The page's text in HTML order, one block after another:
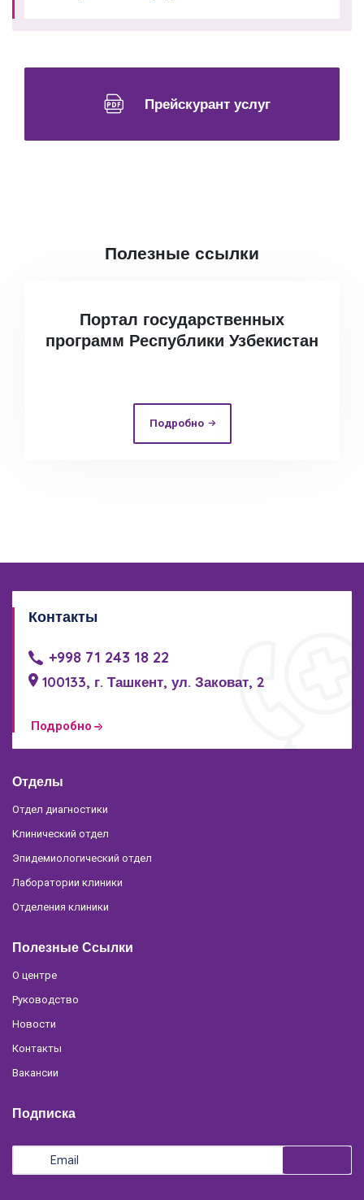
Прейскурант услуг
Полезные ссылки
Портал государственных
программ Республики Узбекистан
Подробно
Контакты
+998 71 243 18 22
100133, г. Ташкент, ул. Заковат, 2
Подробно
Отделы
Отдел диагностики
Клинический отдел
Эпидемиологический отдел
Лаборатории клиники
Отделения клиники
Полезные Ссылки
О центре
Руководство
Новости
Контакты
Вакансии
Подписка